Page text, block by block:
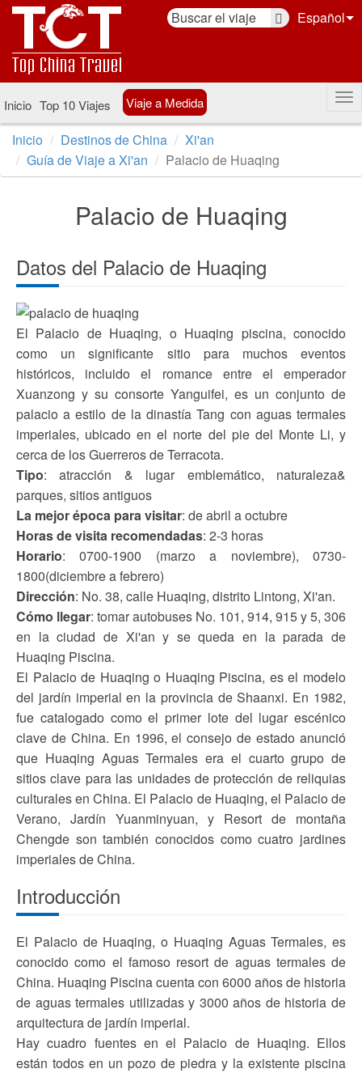
Español
Inicio Top 10 Viajes Viaje a Medida
Inicio Destinos de China
Xi'an
Guía de Viaje a Xi'an
Palacio de Huaqing
Palacio de Huaqing
Datos del Palacio de Huaqing
El Palacio de Huaqing, o Huaqing piscina, conocido
como un significante sitio para muchos eventos
históricos, incluido el romance entre el emperador
Xuanzong y su consorte Yanguifei, es un conjunto de
palacio a estilo de la dinastía Tang con aguas termales
imperiales, ubicado en el norte del pie del Monte Li, y
cerca de los Guerreros de Terracota.
Tipo: atracción & lugar emblemático, naturaleza&
parques, sitios antiguos
La mejor época para visitar: de abril a octubre
Horas de visita recomendadas: 2-3 horas
Horario: 0700-1900 (marzo a noviembre), 0730-
1800(diciembre a febrero)
Dirección: No. 38, calle Huaqing, distrito Lintong, Xi'an.
Cómo llegar: tomar autobuses No. 101, 914, 915 y 5, 306
en la ciudad de Xi'an y se queda en la parada de
Huaqing Piscina.
El Palacio de Huaqing o Huaqing Piscina, es el modelo
del jardín imperial en la provincia de Shaanxi. En 1982,
fue catalogado como el primer lote del lugar escénico
clave de China. En 1996, el consejo de estado anunció
que Huaqing Aguas Termales era el cuarto grupo de
sitios clave para las unidades de protección de reliquias
culturales en China. El Palacio de Huaqing, el Palacio de
Verano, Jardín Yuanminyuan, y Resort de montaña
Chengde son también conocidos como cuatro jardines
imperiales de China.
Introducción
El Palacio de Huaqing, o Huaqing Aguas Termales, es
conocido como el famoso resort de aguas termales de
China. Huaqing Piscina cuenta con 6000 años de historia
de aguas termales utilizadas y 3000 años de historia de
arquitectura de jardín imperial.
Hay cuadro fuentes en el Palacio de Huaqing. Ellos
están todos en un pozo de piedra y la existente piscina